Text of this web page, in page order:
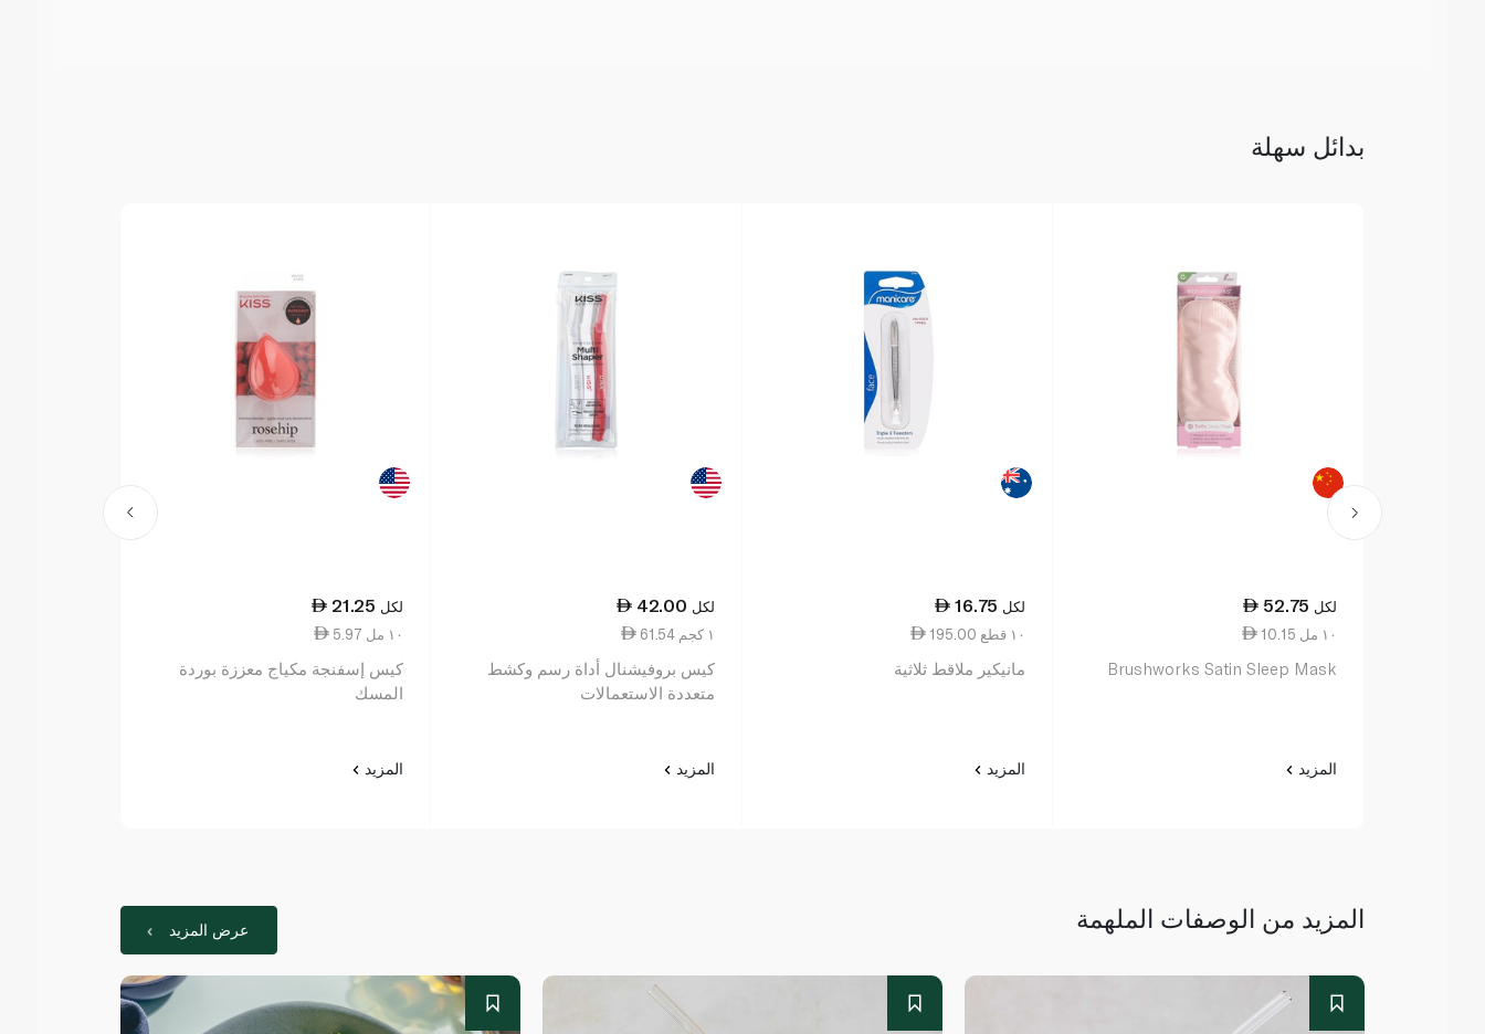
بدائل سهلة
52.75 لكل
10.15 ١٠ مل
Brushworks Satin Sleep Mask
المزيد
16.75 لكل
195.00 ١٠ قطع
مانيكير ملاقط ثلاثية
المزيد
42.00 لكل
61.54 ١ كجم
كيس بروفيشنال أداة رسم وكشط
متعددة الاستعمالات
المزيد
21.25 لكل
5.97 ١٠ مل
كيس إسفنجة مكياج معززة بوردة
المسك
المزيد
المزيد من الوصفات الملهمة عرض المزيد